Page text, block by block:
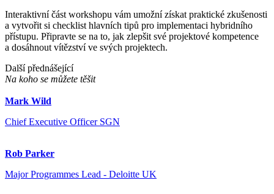
Interaktivní část workshopu vám umožní získat praktické zkušenosti
a vytvořit si checklist hlavních tipů pro implementaci hybridního
přístupu. Připravte se na to, jak zlepšit své projektové kompetence
a dosáhnout vítězství ve svých projektech.
Další přednášející
Na koho se můžete těšit
Mark Wild
Chief Executive Officer SGN
Rob Parker
Major Programmes Lead - Deloitte UK